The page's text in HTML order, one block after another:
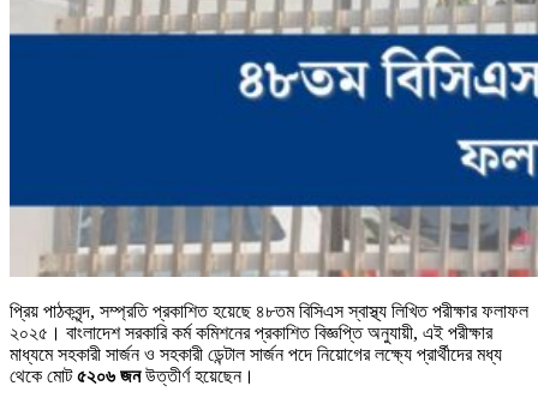
প্রিয় পাঠকবৃন্দ, সম্প্রতি প্রকাশিত হয়েছে ৪৮তম বিসিএস স্বাস্থ্য লিখিত পরীক্ষার ফলাফল
২০২৫। বাংলাদেশ সরকারি কর্ম কমিশনের প্রকাশিত বিজ্ঞপ্তি অনুযায়ী, এই পরীক্ষার
মাধ্যমে সহকারী সার্জন ও সহকারী ডেন্টাল সার্জন পদে নিয়োগের লক্ষ্যে প্রার্থীদের মধ্য
থেকে মোট৫২০৬ জনউত্তীর্ণ হয়েছেন।